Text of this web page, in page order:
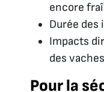
encore
Durée des
Impacts
des
Pour la